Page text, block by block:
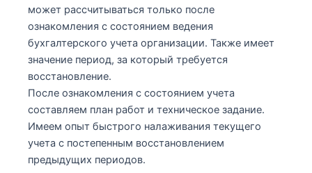
может рассчитываться только после
ознакомления с состоянием ведения
бухгалтерского учета организации. Также имеет
значение период, за который требуется
восстановление.
После ознакомления с состоянием учета
составляем план работ и техническое задание.
Имеем опыт быстрого налаживания текущего
учета с постепенным восстановлением
предыдущих периодов.